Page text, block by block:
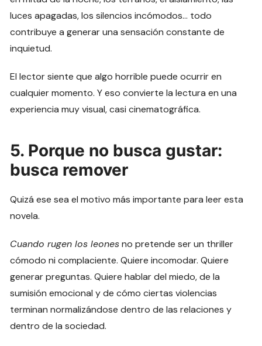
luces apagadas, los silencios incómodos… todo
contribuye a generar una sensación constante de
inquietud.
El lector siente que algo horrible puede ocurrir en
cualquier momento. Y eso convierte la lectura en una
experiencia muy visual, casi cinematográfica.
5. Porque no busca gustar:
busca remover
Quizá ese sea el motivo más importante para leer esta
novela.
Cuando rugen los leonesno pretende ser un thriller
cómodo ni complaciente. Quiere incomodar. Quiere
generar preguntas. Quiere hablar del miedo, de la
sumisión emocional y de cómo ciertas violencias
terminan normalizándose dentro de las relaciones y
dentro de la sociedad.